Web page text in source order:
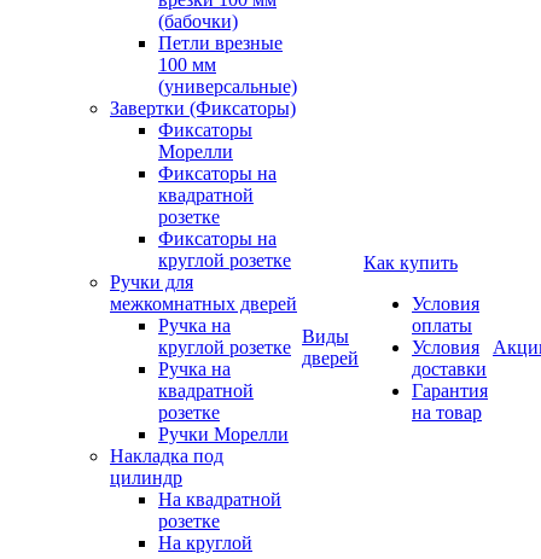
(бабочки)
Петли врезные
100 мм
(универсальные)
Завертки (Фиксаторы)
Фиксаторы
Морелли
Фиксаторы на
квадратной
розетке
Фиксаторы на
круглой розетке
Ручки для
межкомнатных дверей
Ручка на
круглой розетке
Ручка на
квадратной
розетке
Ручки Морелли
Накладка под
цилиндр
На квадратной
розетке
На круглой
Виды
дверей
Как купить
Условия
оплаты
Условия
доставки
Гарантия
на товар